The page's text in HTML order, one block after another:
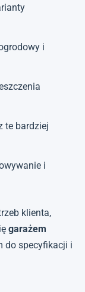
i
te bardziej
i
klienta,
garażem
do specyfikacji i